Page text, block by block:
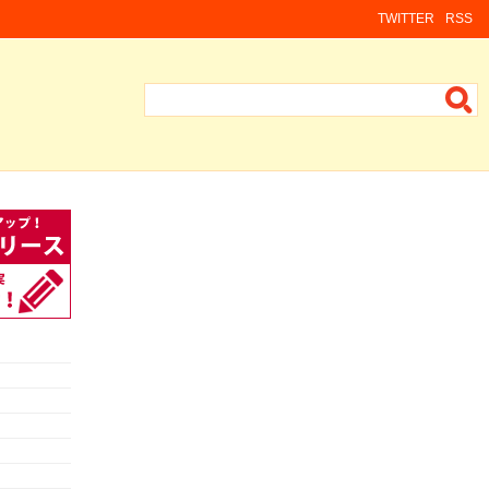
RSS
TWITTER